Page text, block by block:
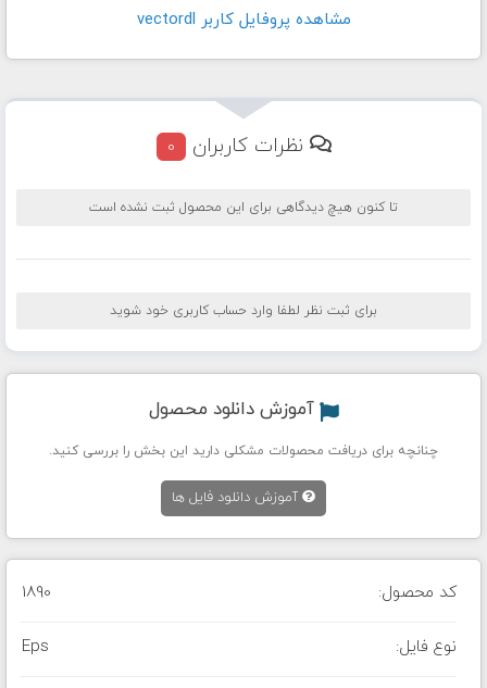
مشاهده پروفايل کاربر vectordl
نظرات کاربران 0
تا کنون هیچ دیدگاهی برای این محصول ثبت نشده است
برای ثبت نظر لطفا وارد حساب کاربری خود شوید
آموزش دانلود محصول
چنانچه برای دریافت محصولات مشکلی دارید این بخش را بررسی کنید.
آموزش دانلود فایل ها
کد محصول: 1890
نوع فایل: Eps